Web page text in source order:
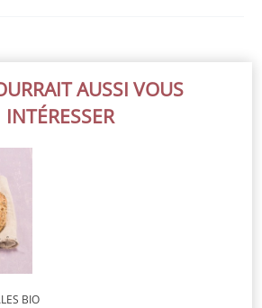
AUSSI VOUS
INTÉRESSER
BIO